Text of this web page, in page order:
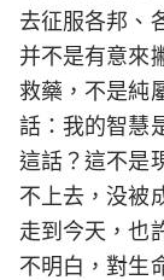
去征服各邦、
并不是有意來
救藥，不是純
話：我的智慧
這話？這不是
不上去，没被
走到今天，也
不明白，對生